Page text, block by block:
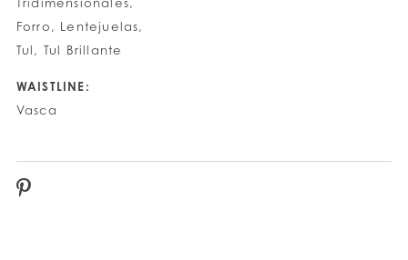
Forro, Lentejuelas,
Tul, Tul Brillante
WAISTLINE:
Vasca